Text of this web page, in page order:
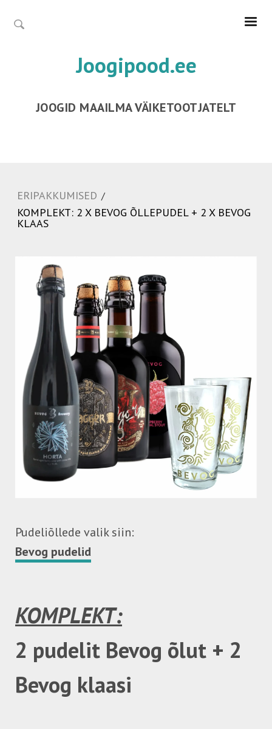
Joogipood.ee
JOOGID MAAILMA VÄIKETOOTJATELT
ERIPAKKUMISED /
KOMPLEKT: 2 X BEVOG ÕLLEPUDEL + 2 X BEVOG
KLAAS
Pudeliõllede valik siin:
Bevog pudelid
KOMPLEKT:
2 pudelit Bevog õlut + 2
Bevog klaasi